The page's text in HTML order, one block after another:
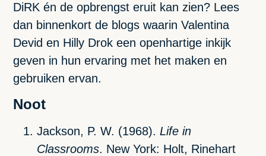
DiRK én de opbrengst eruit kan zien? Lees
dan binnenkort de blogs waarin Valentina
Devid en Hilly Drok een openhartige inkijk
geven in hun ervaring met het maken en
gebruiken ervan.
Noot
Jackson, P. W. (1968).Life in
Classrooms. New York: Holt, Rinehart